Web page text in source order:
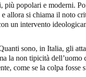
popolari e moderni.
allora si chiama il noto
un intervento
sono, in Italia, gli
la non tipicità dell’uomo
come se la colpa fosse